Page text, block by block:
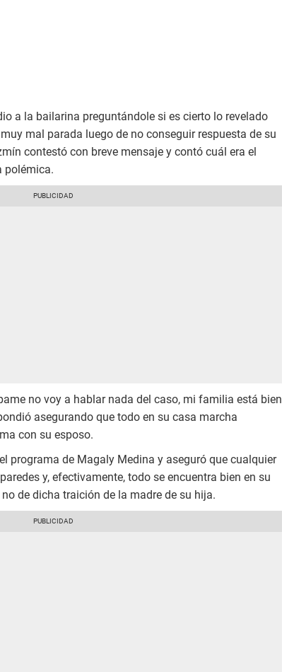
a la bailarina preguntándole si es cierto lo revelado
mal parada luego de no conseguir respuesta de su
contestó con breve mensaje y contó cuál era el
polémica.
no voy a hablar nada del caso, mi familia está bien
asegurando que todo en su casa marcha
con su esposo.
programa de Magaly Medina y aseguró que cualquier
y, efectivamente, todo se encuentra bien en su
de dicha traición de la madre de su hija.